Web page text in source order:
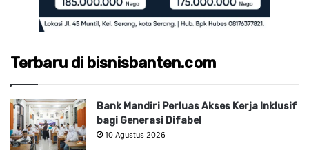
Terbaru di bisnisbanten.com
Bank Mandiri Perluas Akses Kerja Inklusif
bagi Generasi Difabel
10 Agustus 2026